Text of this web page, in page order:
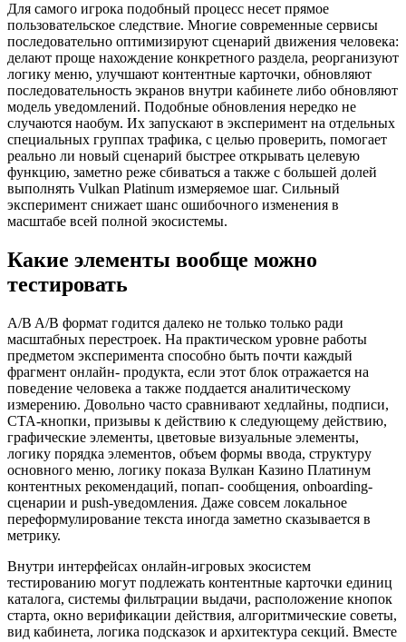
Для самого игрока подобный процесс несет прямое
пользовательское следствие. Многие современные сервисы
последовательно оптимизируют сценарий движения человека:
делают проще нахождение конкретного раздела, реорганизуют
логику меню, улучшают контентные карточки, обновляют
последовательность экранов внутри кабинете либо обновляют
модель уведомлений. Подобные обновления нередко не
случаются наобум. Их запускают в эксперимент на отдельных
специальных группах трафика, с целью проверить, помогает
реально ли новый сценарий быстрее открывать целевую
функцию, заметно реже сбиваться а также с большей долей
выполнять Vulkan Platinum измеряемое шаг. Сильный
эксперимент снижает шанс ошибочного изменения в
масштабе всей полной экосистемы.
Какие элементы вообще можно
тестировать
A/B A/B формат годится далеко не только только ради
масштабных перестроек. На практическом уровне работы
предметом эксперимента способно быть почти каждый
фрагмент онлайн- продукта, если этот блок отражается на
поведение человека а также поддается аналитическому
измерению. Довольно часто сравнивают хедлайны, подписи,
CTA-кнопки, призывы к действию к следующему действию,
графические элементы, цветовые визуальные элементы,
логику порядка элементов, объем формы ввода, структуру
основного меню, логику показа Вулкан Казино Платинум
контентных рекомендаций, попап- сообщения, onboarding-
сценарии и push-уведомления. Даже совсем локальное
переформулирование текста иногда заметно сказывается в
метрику.
Внутри интерфейсах онлайн-игровых экосистем
тестированию могут подлежать контентные карточки единиц
каталога, системы фильтрации выдачи, расположение кнопок
старта, окно верификации действия, алгоритмические советы,
вид кабинета, логика подсказок и архитектура секций. Вместе